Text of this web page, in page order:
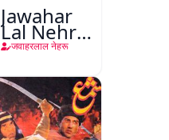
Jawahar
Lal Nehru
Ki
(Jang-e-
Azadi)
जवाहरलाल नेहरू